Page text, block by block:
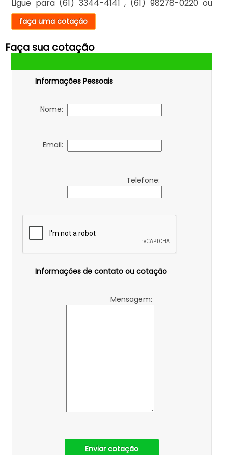
Ligue para (61) 3344-4141 , (61) 98278-0220 ou
faça uma cotação
Faça sua cotação
Informações Pessoais
Nome:
Email:
Telefone:
Informações de contato ou cotação
Mensagem:
Enviar cotação